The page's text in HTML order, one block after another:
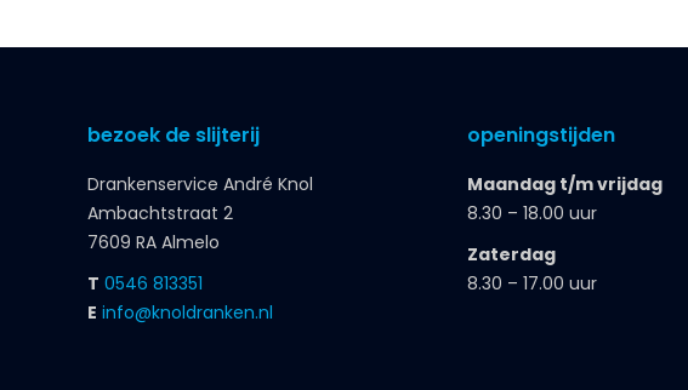
bezoek de slijterij
Drankenservice André Knol
Ambachtstraat 2
7609 RA Almelo
T 0546 813351
E info@knoldranken.nl
openingstijden
Maandag t/m vrijdag
8.30 – 18.00 uur
Zaterdag
8.30 – 17.00 uur